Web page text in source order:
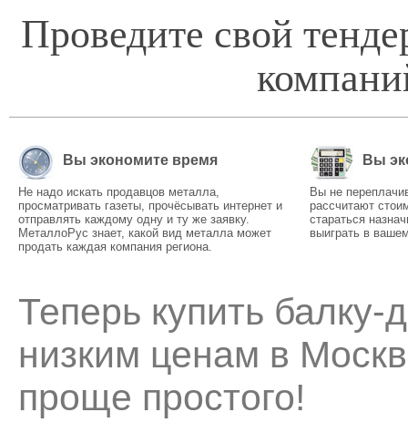
Проведите свой
Вы экономите время
Не надо искать продавцов металла,
просматривать газеты, прочёсывать интернет и
отправлять каждому одну и ту же заявку.
МеталлоРус знает, какой вид металла может
продать каждая компания региона.
Вы
Вы не
рассчитают
стараться
выиграть в
Теперь купить
низким ценам в
проще простого!